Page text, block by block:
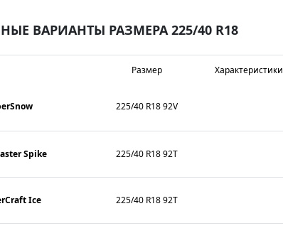
ВАРИАНТЫ РАЗМЕРА 225/40 R18
Размер Характеристики
225/40 R18 92V
Spike 225/40 R18 92T
Ice 225/40 R18 92T